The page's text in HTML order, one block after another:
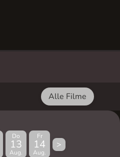
Alle Filme
Do
13
Aug.
Fr
14
Aug.
>